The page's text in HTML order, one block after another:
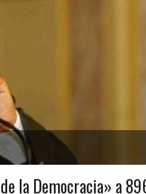
la Democracia» a